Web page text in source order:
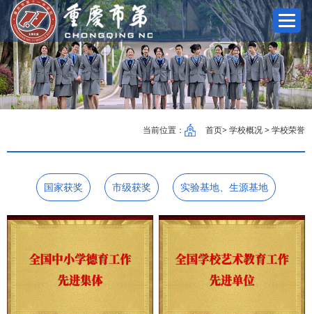
当前位置： 首页> 学校概况 > 学校荣誉
国家获奖 市级获奖 实验基地、生源基地